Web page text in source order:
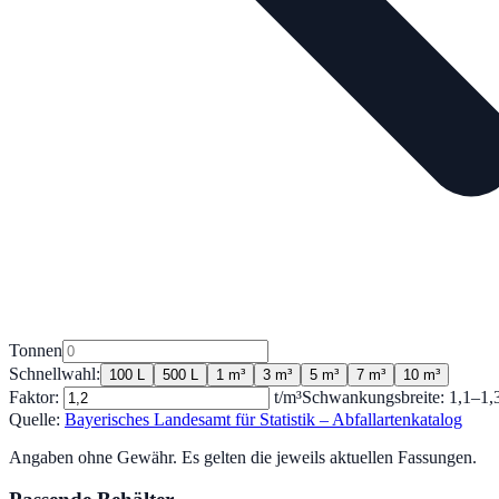
Tonnen
Schnellwahl:
100 L 500 L 1 m³ 3 m³ 5 m³ 7 m³ 10 m³
Faktor: t/m³Schwankungsbreite: 1,1–
Quelle: Bayerisches Landesamt für Statistik – Abfallartenkatalog
Angaben ohne Gewähr. Es gelten die jeweils aktuellen Fassungen.